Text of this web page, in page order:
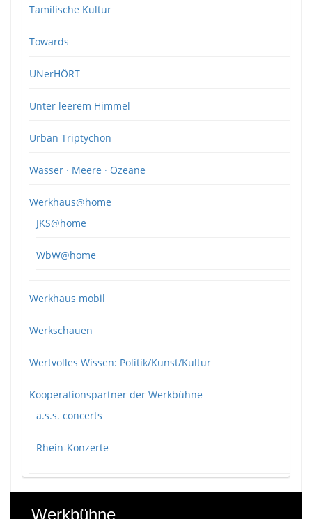
Tamilische Kultur
Towards
UNerHÖRT
Unter leerem Himmel
Urban Triptychon
Wasser · Meere · Ozeane
Werkhaus@home
JKS@home
WbW@home
Werkhaus mobil
Werkschauen
Wertvolles Wissen: Politik/Kunst/Kultur
Kooperationspartner der Werkbühne
a.s.s. concerts
Rhein-Konzerte
Werkbühne